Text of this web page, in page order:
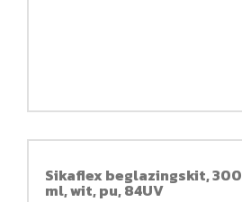
Sikaflex beglazingskit, 300
ml, wit, pu, 84UV